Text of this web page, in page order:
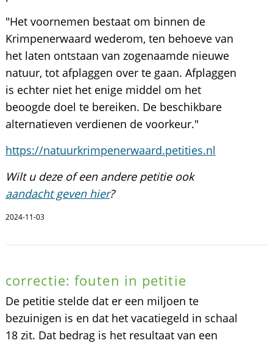
"Het voornemen bestaat om binnen de
Krimpenerwaard wederom, ten behoeve van
het laten ontstaan van zogenaamde nieuwe
natuur, tot afplaggen over te gaan. Afplaggen
is echter niet het enige middel om het
beoogde doel te bereiken. De beschikbare
alternatieven verdienen de voorkeur."
https://natuurkrimpenerwaard.petities.nl
Wilt u deze of een andere petitie ook
aandacht geven hier?
2024-11-03
correctie: fouten in petitie
De petitie stelde dat er een miljoen te
bezuinigen is en dat het vacatiegeld in schaal
18 zit. Dat bedrag is het resultaat van een